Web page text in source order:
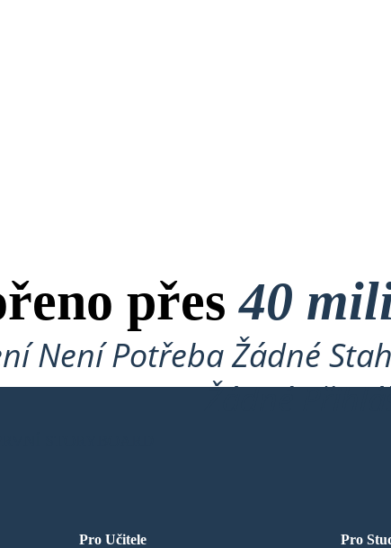
přes40
Není Potřeba Žádné
Žádné
Pro
Pro Učitele